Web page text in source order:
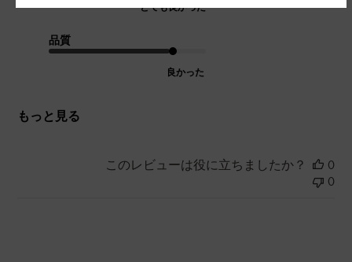
とても良かった
品質
良かった
もっと見る
このレビューは役に立ちましたか？
0
0